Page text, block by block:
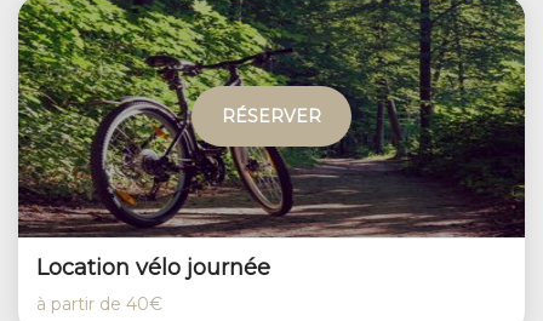
RÉSERVER
Location vélo journée
à partir de 40€